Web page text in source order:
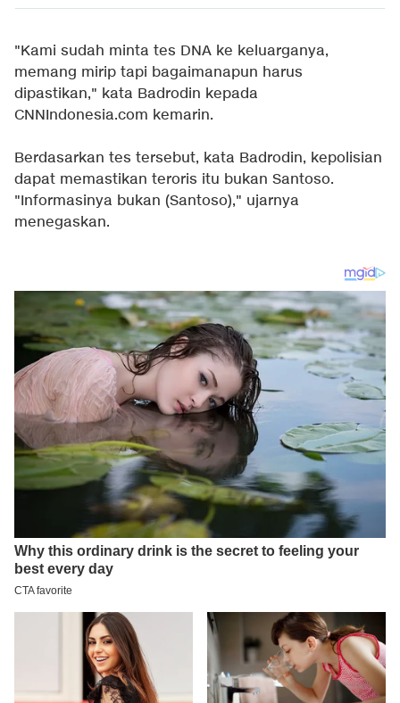
"Kami sudah minta tes DNA ke keluarganya,
memang mirip tapi bagaimanapun harus
dipastikan," kata Badrodin kepada
CNNIndonesia.com kemarin.
Berdasarkan tes tersebut, kata Badrodin, kepolisian
dapat memastikan teroris itu bukan Santoso.
"Informasinya bukan (Santoso)," ujarnya
menegaskan.